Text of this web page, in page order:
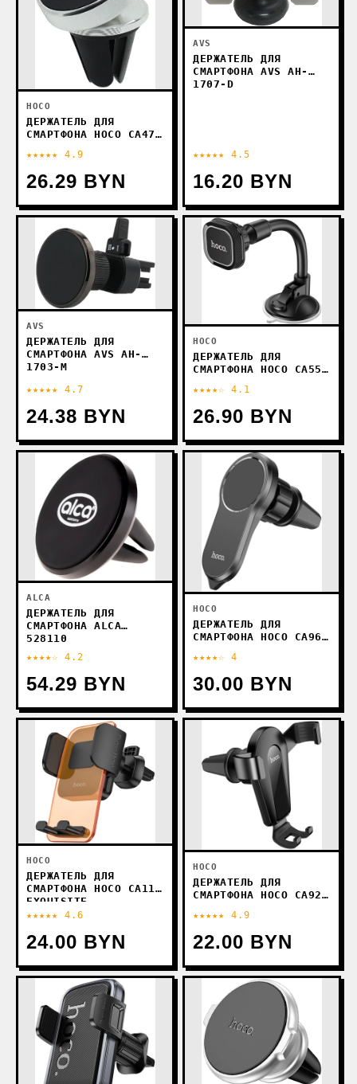
HOCO
ДЕРЖАТЕЛЬ ДЛЯ
СМАРТФОНА HOCO CA47
★★★★★ 4.9
26.29 BYN
AVS
ДЕРЖАТЕЛЬ ДЛЯ
СМАРТФОНА AVS AH-
1707-D
★★★★★ 4.5
16.20 BYN
AVS
ДЕРЖАТЕЛЬ ДЛЯ
СМАРТФОНА AVS AH-
1703-M
★★★★★ 4.7
24.38 BYN
HOCO
ДЕРЖАТЕЛЬ ДЛЯ
СМАРТФОНА HOCO CA55
(ЧЕРНЫЙ)
★★★★☆ 4.1
26.90 BYN
ALCA
ДЕРЖАТЕЛЬ ДЛЯ
СМАРТФОНА ALCA
528110
★★★★☆ 4.2
54.29 BYN
HOCO
ДЕРЖАТЕЛЬ ДЛЯ
СМАРТФОНА HOCO CA96
★★★★☆ 4
30.00 BYN
HOCO
ДЕРЖАТЕЛЬ ДЛЯ
СМАРТФОНА HOCO CA117
EXQUISITE
(ОРАНЖЕВЫЙ)
★★★★★ 4.6
24.00 BYN
HOCO
ДЕРЖАТЕЛЬ ДЛЯ
СМАРТФОНА HOCO CA92
★★★★★ 4.9
22.00 BYN